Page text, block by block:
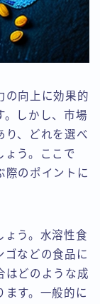
の向上に効果的
。しかし、市場
り、どれを選べ
ょう。ここで
際のポイントに
ょう。水溶性食
ゴなどの食品に
はどのような成
ます。一般的に